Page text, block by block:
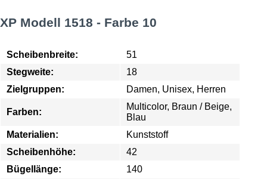
XP Modell 1518 - Farbe 10
Scheibenbreite:
51
Stegweite:
18
Zielgruppen:
Damen, Unisex, Herren
Farben:
Multicolor, Braun / Beige,
Blau
Materialien:
Kunststoff
Scheibenhöhe:
42
Bügellänge:
140